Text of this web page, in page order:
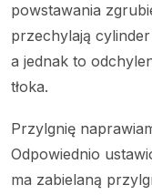
powstawania
przechylają
a jednak to
tłoka.
Przylgnię
Odpowiednio
ma zabielaną